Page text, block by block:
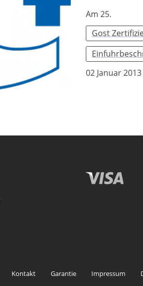
Am 25.
Gost
02 Januar 2013
Kontakt Garantie Impressum